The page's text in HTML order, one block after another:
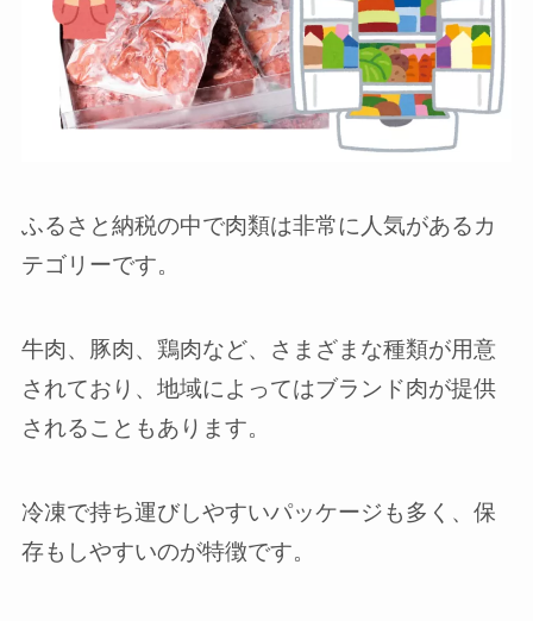
ふるさと納税の中で肉類は非常に人気があるカ
テゴリーです。
牛肉、豚肉、鶏肉など、さまざまな種類が用意
されており、地域によってはブランド肉が提供
されることもあります。
冷凍で持ち運びしやすいパッケージも多く、保
存もしやすいのが特徴です。